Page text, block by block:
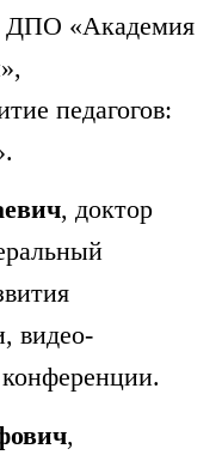
ДПО «Академия
педагогов:
, доктор
видео-
,